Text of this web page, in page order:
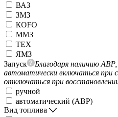
ВАЗ
ЗМЗ
КОFO
ММЗ
ТЕХ
ЯМЗ
Запуск
Благодаря наличию
автоматически включаться при
отключаться при
ручной
автоматический (АВР)
Вид топлива